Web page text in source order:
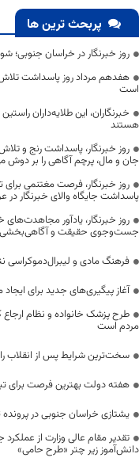
پربحث ترین ها
روز خبرنگار در خراسان جنوبی؛
هفدهم مرداد روز پاسداشت
است
خبرنگاران، این طلایه‌داران
هستند
روز خبرنگار، پاسداشت رنج و
جان و مال، پرچم آگاهی را بر دوش
روز خبرنگار، فرصت مغتنمی
پاسداشت جایگاه والای خبرنگار
روز خبرنگار، یادآور
جست‌وجوی حقیقت و آگاهی‌بخشی
فرهنگ مادی و لیبرال‌دموکراسی
آغاز پیگیری‌های جدید برای
طرح پزشک خانواده و نظام
مردم است
سخت‌ترین شرایط پس از انقلاب
هفته دولت بهترین فرصت برای
یشتازی خراسان جنوبی در
دانش‌آموز زیر چتر «طرح حامی»